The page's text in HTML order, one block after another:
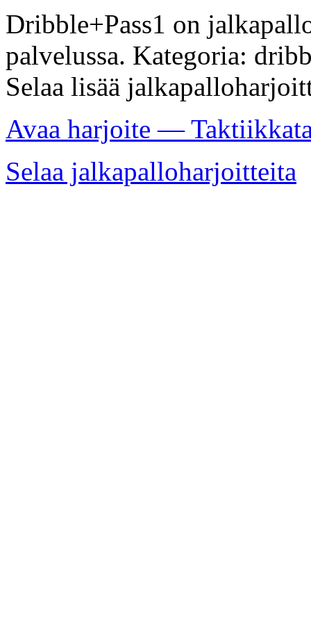
Dribble+Pass1 on
palvelussa. Kategoria:
Selaa lisää
Avaa harjoite —
Selaa jalkapalloharjoitteita